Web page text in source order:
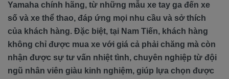
Yamaha chính hãng, từ những mẫu xe tay ga đến xe
số và xe thể thao, đáp ứng mọi nhu cầu và sở thích
của khách hàng. Đặc biệt, tại Nam Tiến, khách hàng
không chỉ được mua xe với giá cả phải chăng mà còn
nhận được sự tư vấn nhiệt tình, chuyên nghiệp từ đội
ngũ nhân viên giàu kinh nghiệm, giúp lựa chọn được